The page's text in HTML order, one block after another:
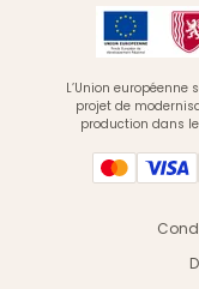
L’Union
projet de
production dans le